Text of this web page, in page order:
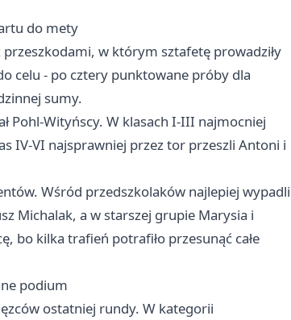
do mety
w którym sztafetę prowadziły
celu - po cztery punktowane próby dla
sumy.
Pohl-Wityńscy. W klasach I-III najmocniej
IV-VI najsprawniej przez tor przeszli Antoni i
Wśród przedszkolaków najlepiej wypadli
Michalak, a w starszej grupie Marysia i
bo kilka trafień potrafiło przesunąć całe
podium
ostatniej rundy. W kategorii